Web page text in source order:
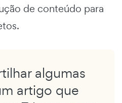
de conteúdo para
algumas
artigo que